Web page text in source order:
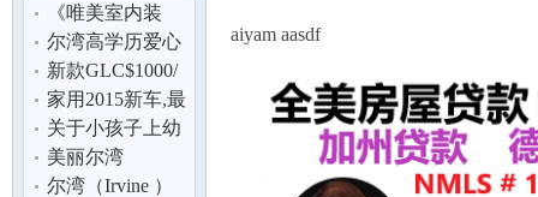
《唯美室内装
修》唯美为广大
客户服务十多年
尔湾高学历爱心
温馨家庭招收寄
宿学生
新款GLC$1000/
月含全保及雨伞
险
家用2015新车,最
高额保险,低价,无
附加费用,
关于小孩子上幼
儿园的
美丽尔湾
（IRVINE）美丽
尔湾（Irvine ）
aiyam aasdf